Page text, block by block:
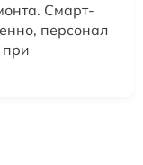
Смарт-
персонал
при